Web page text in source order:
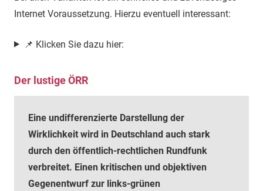
Internet Voraussetzung. Hierzu eventuell interessant:
📌 Klicken Sie dazu hier:
Der lustige ÖRR
Eine undifferenzierte Darstellung der
Wirklichkeit wird in Deutschland auch stark
durch den öffentlich-rechtlichen Rundfunk
verbreitet. Einen kritischen und objektiven
Gegenentwurf zur links-grünen